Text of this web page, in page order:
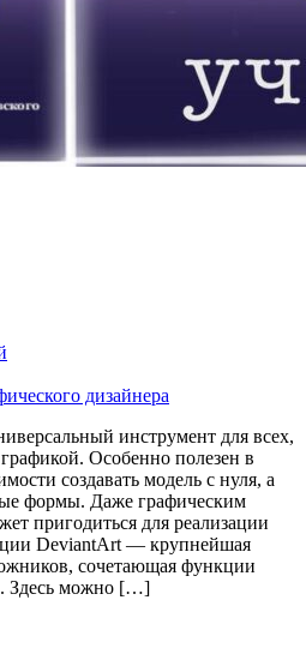
дизайнера
инструмент для всех,
Особенно полезен в
создавать модель с нуля, а
формы. Даже графическим
пригодиться для реализации
DeviantArt — крупнейшая
сочетающая функции
Здесь можно […]